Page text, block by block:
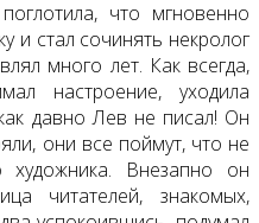
что мгновенно
и стал сочинять некролог
много лет. Как всегда,
настроение, уходила
давно Лев не писал! Он
они все поймут, что не
художника. Внезапно он
читателей, знакомых,